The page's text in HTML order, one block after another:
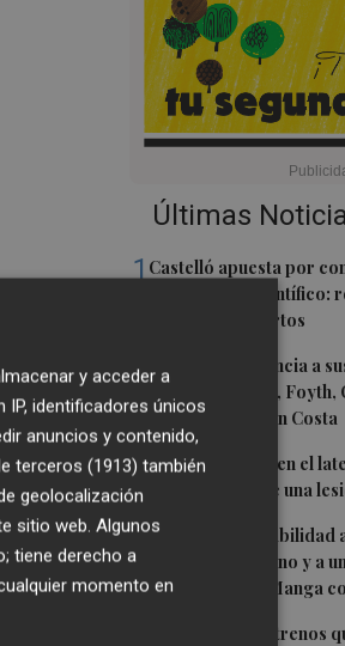
Últimas
1Castelló apuesta por
un referente científico:
equipo de expertos
2 El Villarreal anuncia a
Gerard Moreno, Foyth,
Cardona y Logan Costa
3Más problemas en el
Monferrer sufre una
4San Javier da viabilidad
transporte urbano y a
estrellas en La Manga
Estos son los estrenos
y acceder a
identificadores únicos
anuncios y contenido,
terceros (1913) también
geolocalización
sitio web. Algunos
tiene derecho a
momento en